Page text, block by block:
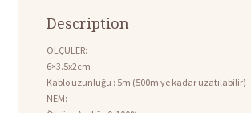
Description
ÖLÇÜLER:
6×3.5x2cm
Kablo uzunluğu : 5m (500m ye kadar uzatılabilir)
NEM: